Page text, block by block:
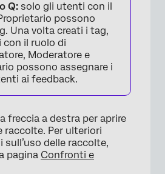
Q: solo gli utenti con il
possono
Una volta creati i tag,
il ruolo di
Moderatore e
possono assegnare i
ai feedback.
freccia a destra per aprire
raccolte. Per ulteriori
sull’uso delle raccolte,
pagina Confronti e